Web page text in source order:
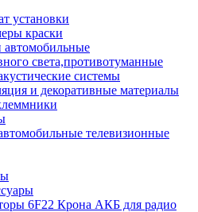
установки
краски
автомобильные
света,противотуманные
системы
и декоративные материалы
телевизионные
6F22 Крона АКБ для радио